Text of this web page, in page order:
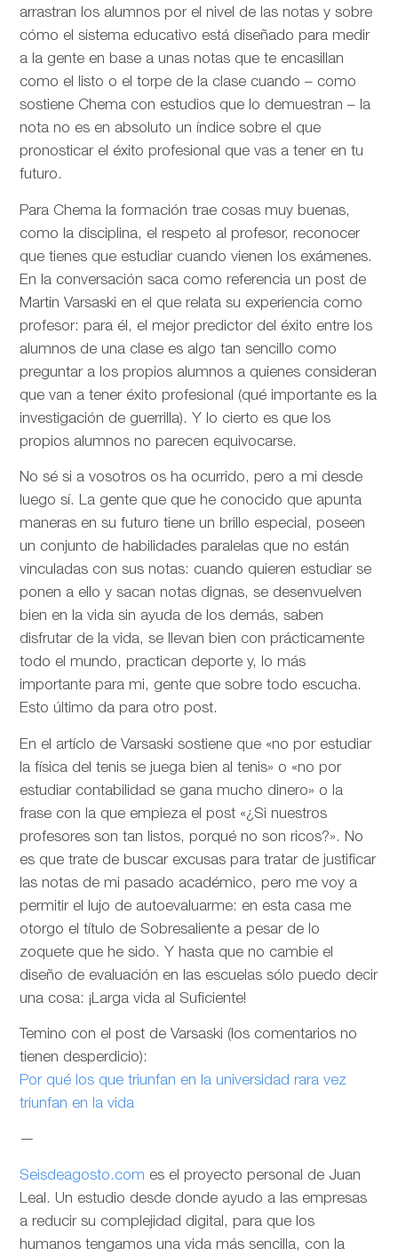
arrastran los alumnos por el nivel de las notas y sobre
cómo el sistema educativo está diseñado para medir
a la gente en base a unas notas que te encasillan
como el listo o el torpe de la clase cuando – como
sostiene Chema con estudios que lo demuestran – la
nota no es en absoluto un índice sobre el que
pronosticar el éxito profesional que vas a tener en tu
futuro.
Para Chema la formación trae cosas muy buenas,
como la disciplina, el respeto al profesor, reconocer
que tienes que estudiar cuando vienen los exámenes.
En la conversación saca como referencia un post de
Martin Varsaski en el que relata su experiencia como
profesor: para él, el mejor predictor del éxito entre los
alumnos de una clase es algo tan sencillo como
preguntar a los propios alumnos a quienes consideran
que van a tener éxito profesional (qué importante es la
investigación de guerrilla). Y lo cierto es que los
propios alumnos no parecen equivocarse.
No sé si a vosotros os ha ocurrido, pero a mi desde
luego sí. La gente que que he conocido que apunta
maneras en su futuro tiene un brillo especial, poseen
un conjunto de habilidades paralelas que no están
vinculadas con sus notas: cuando quieren estudiar se
ponen a ello y sacan notas dignas, se desenvuelven
bien en la vida sin ayuda de los demás, saben
disfrutar de la vida, se llevan bien con prácticamente
todo el mundo, practican deporte y, lo más
importante para mi, gente que sobre todo escucha.
Esto último da para otro post.
En el artíclo deVarsaski sostiene que «no por estudiar
la física del tenis se juega bien al tenis» o «no por
estudiar contabilidad se gana mucho dinero» o la
frase con la que empieza el post «¿Si nuestros
profesores son tan listos, porqué no son ricos?». No
es que trate de buscar excusas para tratar de justificar
las notas de mi pasado académico, pero me voy a
permitir el lujo de autoevaluarme: en esta casa me
otorgo el título de Sobresaliente a pesar de lo
zoquete que he sido. Y hasta que no cambie el
diseño de evaluación en las escuelas sólo puedo decir
una cosa: ¡Larga vida al Suficiente!
Temino con el post de Varsaski (los comentarios no
tienen desperdicio):
Por qué los que triunfan en la universidad rara vez
triunfan en la vida
—
Seisdeagosto.com es el proyecto personal de Juan
Leal. Un estudio desde donde ayudo a las empresas
a reducir su complejidad digital, para que los
humanos tengamos una vida más sencilla, con la